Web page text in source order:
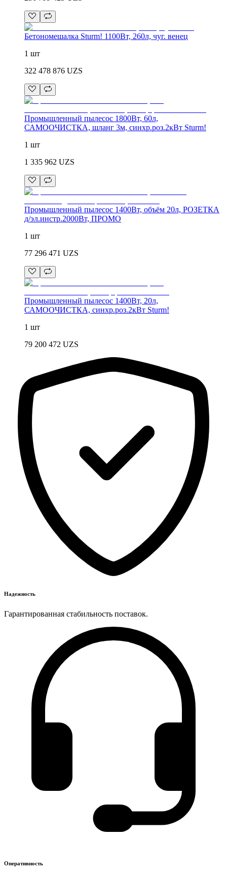
Бетономешалка Sturm! 1100Вт, 260л, чуг. венец
1 шт
322 478 876 UZS
Промышленный пылесос 1800Вт, 60л,
САМООЧИСТКА, шланг 3м, синхр.роз.2кВт Sturm!
1 шт
1 335 962 UZS
Промышленный пылесос 1400Вт, объём 20л, РОЗЕТКА
д/эл.инстр.2000Вт, ПРОМО
1 шт
77 296 471 UZS
Промышленный пылесос 1400Вт, 20л,
САМООЧИСТКА, синхр.роз.2кВт Sturm!
1 шт
79 200 472 UZS
Надежность
Гарантированная стабильность поставок.
Оперативность